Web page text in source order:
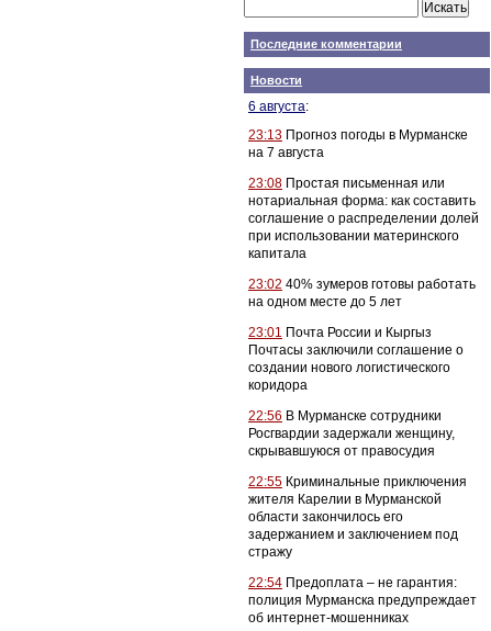
Последние комментарии
Новости
6 августа:
23:13 Прогноз погоды в Мурманске
на 7 августа
23:08 Простая письменная или
нотариальная форма: как составить
соглашение о распределении долей
при использовании материнского
капитала
23:02 40% зумеров готовы работать
на одном месте до 5 лет
23:01 Почта России и Кыргыз
Почтасы заключили соглашение о
создании нового логистического
коридора
22:56 В Мурманске сотрудники
Росгвардии задержали женщину,
скрывавшуюся от правосудия
22:55 Криминальные приключения
жителя Карелии в Мурманской
области закончилось его
задержанием и заключением под
стражу
22:54 Предоплата – не гарантия:
полиция Мурманска предупреждает
об интернет-мошенниках